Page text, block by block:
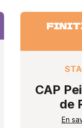
CAP
de
En